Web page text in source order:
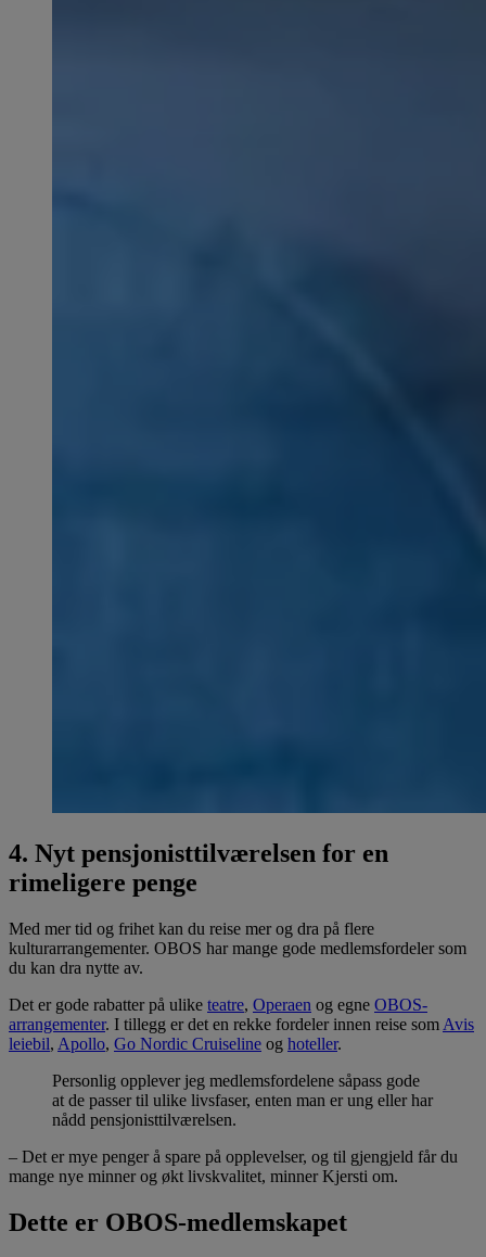
4. Nyt pensjonisttilværelsen for en
rimeligere penge
Med mer tid og frihet kan du reise mer og dra på flere
kulturarrangementer. OBOS har mange gode medlemsfordeler som
du kan dra nytte av.
Det er gode rabatter på ulike teatre, Operaen og egne OBOS-
arrangementer. I tillegg er det en rekke fordeler innen reise som Avis
leiebil, Apollo, Go Nordic Cruiseline og hoteller.
Personlig opplever jeg medlemsfordelene såpass gode
at de passer til ulike livsfaser, enten man er ung eller har
nådd pensjonisttilværelsen.
– Det er mye penger å spare på opplevelser, og til gjengjeld får du
mange nye minner og økt livskvalitet, minner Kjersti om.
Dette er OBOS-medlemskapet